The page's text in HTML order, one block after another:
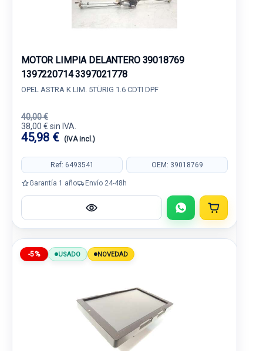
MOTOR LIMPIA DELANTERO 39018769
1397220714 3397021778
OPEL ASTRA K LIM. 5TÜRIG 1.6 CDTI DPF
40,00 €
38,00 € sin IVA.
45,98 € (IVA incl.)
Ref: 6493541 OEM: 39018769
Garantía 1 año Envío 24-48h
-5% USADO NOVEDAD